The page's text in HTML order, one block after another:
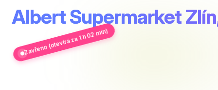
Albert Supermarket
Zavřeno (otevírá za 1 h 02 min)